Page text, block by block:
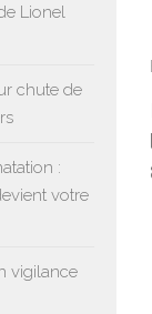
Lionel
chute de
:
votre
vigilance